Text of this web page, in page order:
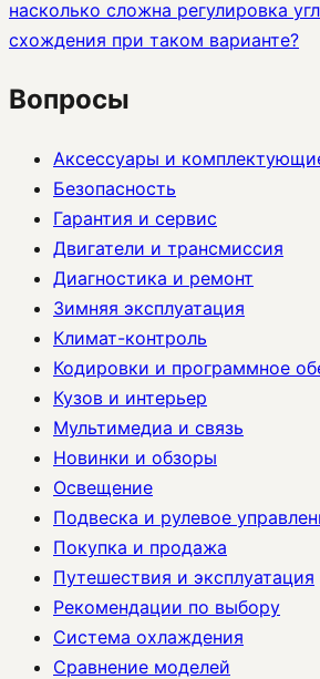
насколько сложна регулировка
схождения при таком варианте?
Вопросы
Аксессуары и
Безопасность
Гарантия и сервис
Двигатели и трансмиссия
Диагностика и ремонт
Зимняя эксплуатация
Климат-контроль
Кодировки и программное
Кузов и интерьер
Мультимедиа и связь
Новинки и обзоры
Освещение
Подвеска и рулевое
Покупка и продажа
Путешествия и эксплуатация
Рекомендации по выбору
Система охлаждения
Сравнение моделей